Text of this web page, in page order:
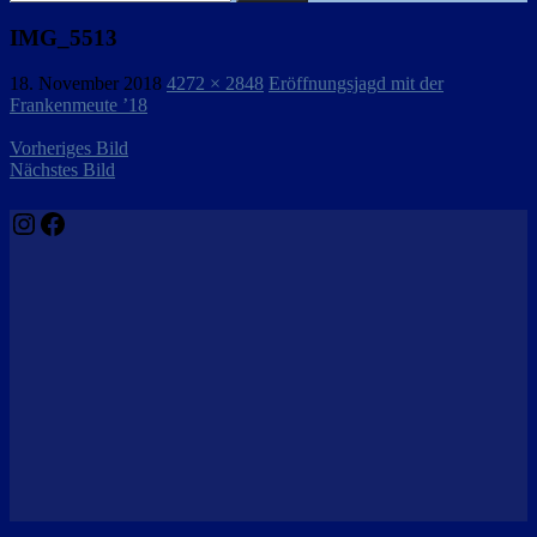
nach:
IMG_5513
18. November 2018 4272 × 2848 Eröffnungsjagd mit der
Frankenmeute ’18
Vorheriges Bild
Nächstes Bild
Instagram
Facebook